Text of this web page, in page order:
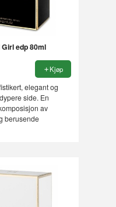
edp 80ml
Kjøp
elegant og
side. En
av
berusende